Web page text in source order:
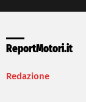
ReportMotori.it
Redazione